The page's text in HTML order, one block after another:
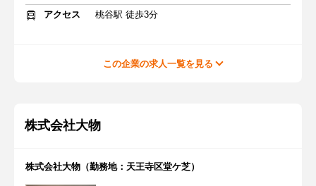
アクセス
桃谷駅 徒歩3分
この企業の求人一覧を見る
株式会社大物
株式会社大物（勤務地：天王寺区堂ケ芝）